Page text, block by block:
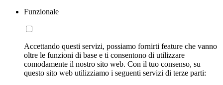
Funzionale
Accettando questi servizi, possiamo fornirti feature che vanno
oltre le funzioni di base e ti consentono di utilizzare
comodamente il nostro sito web. Con il tuo consenso, su
questo sito web utilizziamo i seguenti servizi di terze parti: